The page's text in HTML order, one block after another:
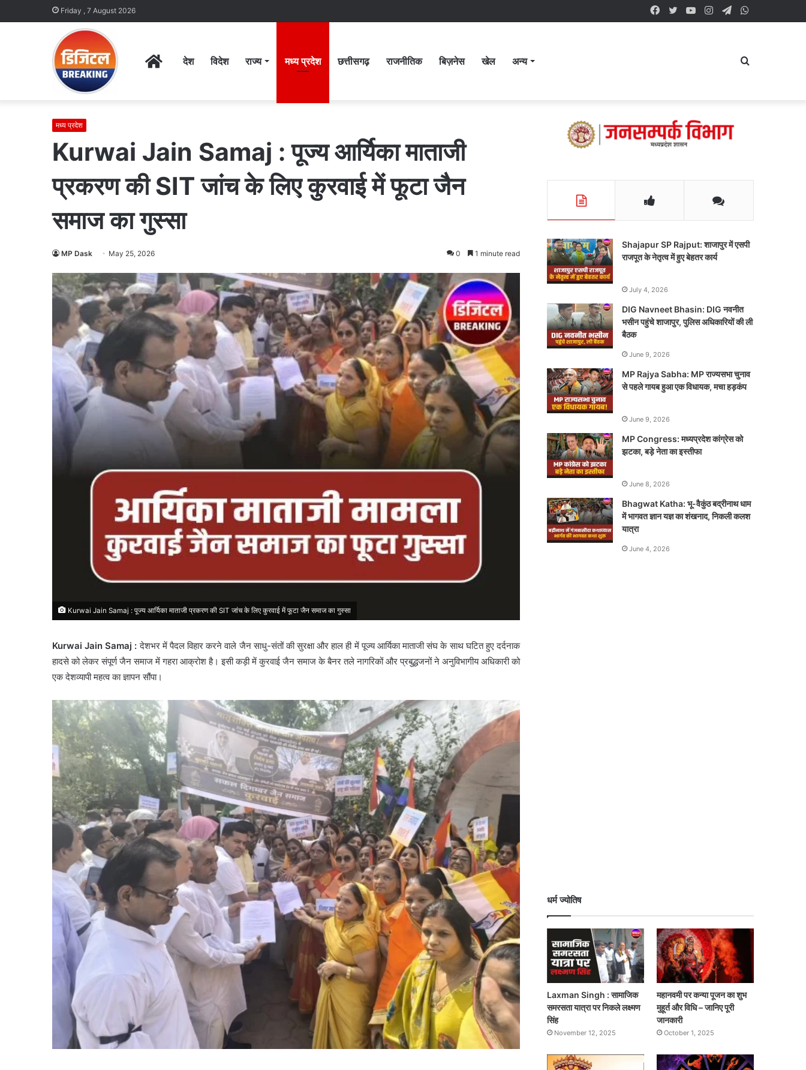
Friday , 7 August 2026 Telegram
Instagram
YouTube
Twitter
Facebook
Homeदेश विदेश राज्य मध्य प्रदेश छत्तीसगढ़ राजनीतिक बिज़नेस खेल अन्य Search
मध्य प्रदेश
Kurwai Jain Samaj : पूज्य आर्यिका माताजी
प्रकरण की SIT जांच के लिए कुरवाई में फूटा जैन
समाज का गुस्सा
MP Dask May 25, 2026 0 1 minute read
Kurwai Jain Samaj : पूज्य आर्यिका माताजी प्रकरण की SIT जांच के लिए कुरवाई में फूटा जैन समाज का गुस्सा
Kurwai Jain Samaj : देशभर में पैदल विहार करने वाले जैन साधु-संतों की सुरक्षा और हाल ही में पूज्य आर्यिका माताजी संघ के साथ घटित हुए दर्दनाक
हादसे को लेकर संपूर्ण जैन समाज में गहरा आक्रोश है। इसी कड़ी में कुरवाई जैन समाज के बैनर तले नागरिकों और प्रबुद्धजनों ने अनुविभागीय अधिकारी को
एक देशव्यापी महत्व का ज्ञापन सौंपा।
Shajapur SP Rajput: शाजापुर में एसपी
राजपूत के नेतृत्व में हुए बेहतर कार्य
July 4, 2026
DIG Navneet Bhasin: DIG नवनीत
भसीन पहुंचे शाजापुर, पुलिस अधिकारियों की ली
बैठक
June 9, 2026
MP Rajya Sabha: MP राज्यसभा चुनाव
से पहले गायब हुआ एक विधायक, मचा हड़कंप
June 9, 2026
MP Congress: मध्यप्रदेश कांग्रेस को
झटका, बड़े नेता का इस्तीफा
June 8, 2026
Bhagwat Katha: भू-वैकुंठ बद्रीनाथ धाम
में भागवत ज्ञान यज्ञ का शंखनाद, निकली कलश
यात्रा
June 4, 2026
धर्म ज्योतिष
Laxman Singh : सामाजिक
समरसता यात्रा पर निकले लक्ष्मण
सिंह
November 12, 2025
महानवमी पर कन्या पूजन का शुभ
मुहूर्त और विधि – जानिए पूरी
जानकारी
October 1, 2025